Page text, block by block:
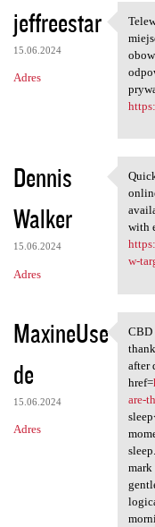
jeffreestar
15.06.2024
Adres
Dennis
Walker
15.06.2024
Adres
with
w-
MaxineUse
de
15.06.2024
Adres
CBD
CBD
after
href=
are-
mark